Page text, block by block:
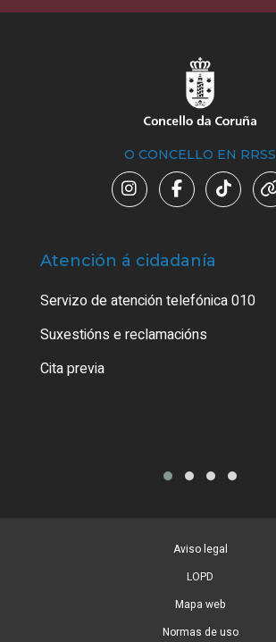
O CONCELLO EN RRSS
Atención á cidadanía
Servizo de atención telefónica 010
Suxestións e reclamacións
Cita previa
Aviso legal
LOPD
Mapa web
Normas de uso